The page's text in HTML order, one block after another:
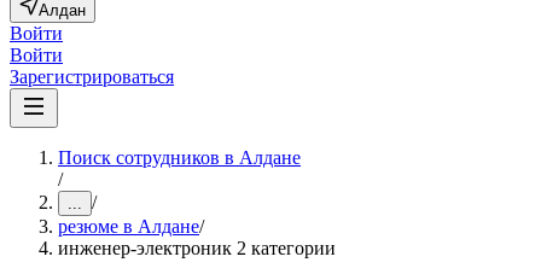
Алдан
Войти
Войти
Зарегистрироваться
Поиск сотрудников в Алдане
/
... /
резюме в Алдане/
инженер-электроник 2 категории